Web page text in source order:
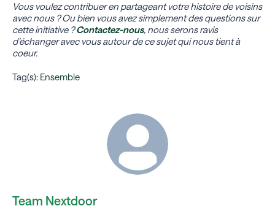
Vous voulez contribuer en partageant votre histoire de voisins
avec nous ? Ou bien vous avez simplement des questions sur
cette initiative ?Contactez-nous, nous serons ravis
d’échanger avec vous autour de ce sujet qui nous tient à
coeur.
Tag(s): Ensemble
Team Nextdoor